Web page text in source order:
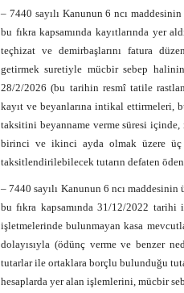
– 7440 sayılı Kanunun 6 ncı
bu fıkra kapsamında kayıtlarında yer
teçhizat ve demirbaşlarını fatura
getirmek suretiyle mücbir sebep
28/2/2026 (bu tarihin resmî tatile
kayıt ve beyanlarına intikal ettirmeleri,
taksitini beyanname verme süresi
birinci ve ikinci ayda olmak üzere üç
taksitlendirilebilecek tutarın defaten
– 7440 sayılı Kanunun 6 ncı
bu fıkra kapsamında 31/12/2022
işletmelerinde bulunmayan kasa
dolayısıyla (ödünç verme ve benzer
tutarlar ile ortaklara borçlu bulunduğu
hesaplarda yer alan işlemlerini, mücbir